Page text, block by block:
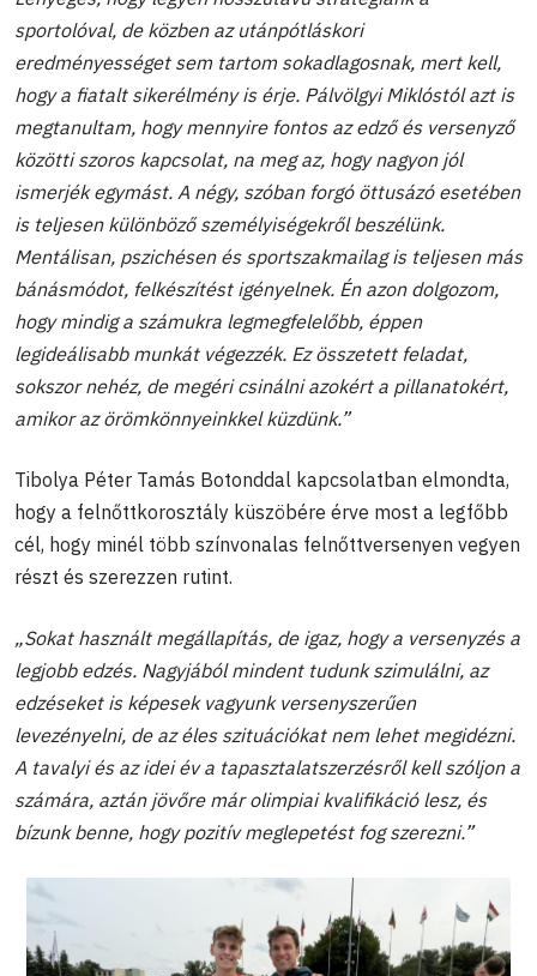
sportolóval, de közben az utánpótláskori
eredményességet sem tartom sokadlagosnak, mert kell,
hogy a fiatalt sikerélmény is érje. Pálvölgyi Miklóstól azt is
megtanultam, hogy mennyire fontos az edző és versenyző
közötti szoros kapcsolat, na meg az, hogy nagyon jól
ismerjék egymást. A négy, szóban forgó öttusázó esetében
is teljesen különböző személyiségekről beszélünk.
Mentálisan, pszichésen és sportszakmailag is teljesen más
bánásmódot, felkészítést igényelnek. Én azon dolgozom,
hogy mindig a számukra legmegfelelőbb, éppen
legideálisabb munkát végezzék. Ez összetett feladat,
sokszor nehéz, de megéri csinálni azokért a pillanatokért,
amikor az örömkönnyeinkkel küzdünk.”
Tibolya Péter Tamás Botonddal kapcsolatban elmondta,
hogy a felnőttkorosztály küszöbére érve most a legfőbb
cél, hogy minél több színvonalas felnőttversenyen vegyen
részt és szerezzen rutint.
„Sokat használt megállapítás, de igaz, hogy a versenyzés a
legjobb edzés. Nagyjábólmindent tudunk szimulálni, az
edzéseket is képesek vagyunk versenyszerűen
levezényelni, de az éles szituációkat nem lehet megidézni.
A tavalyi és az idei év a tapasztalatszerzésről kell szóljon a
számára, aztán jövőre már olimpiai kvalifikáció lesz, és
bízunk benne, hogy pozitív meglepetést fog szerezni.”